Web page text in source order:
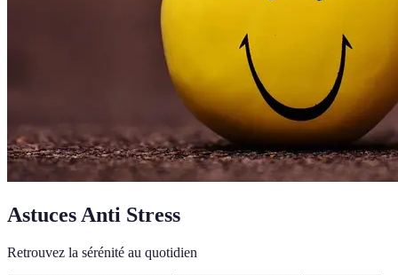
Astuces Anti Stress
Retrouvez la sérénité au quotidien